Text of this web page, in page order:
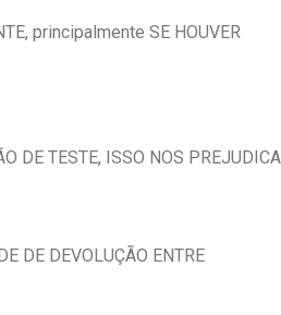
principalmente SE HOUVER
DE TESTE, ISSO NOS PREJUDICA
DE DEVOLUÇÃO ENTRE